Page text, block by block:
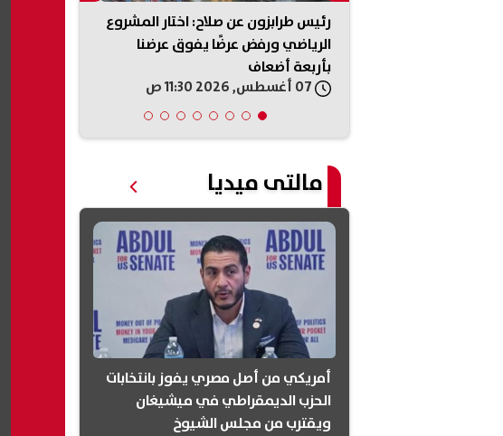
رئيس طرابزون عن صلاح: اختار المشروع
الرياضي ورفض عرضًا يفوق عرضنا
بأربعة أضعاف
مالتى ميديا
أمريكي من أصل مصري يفوز بانتخابات
الحزب الديمقراطي في ميشيغان
ويقترب من مجلس الشيوخ